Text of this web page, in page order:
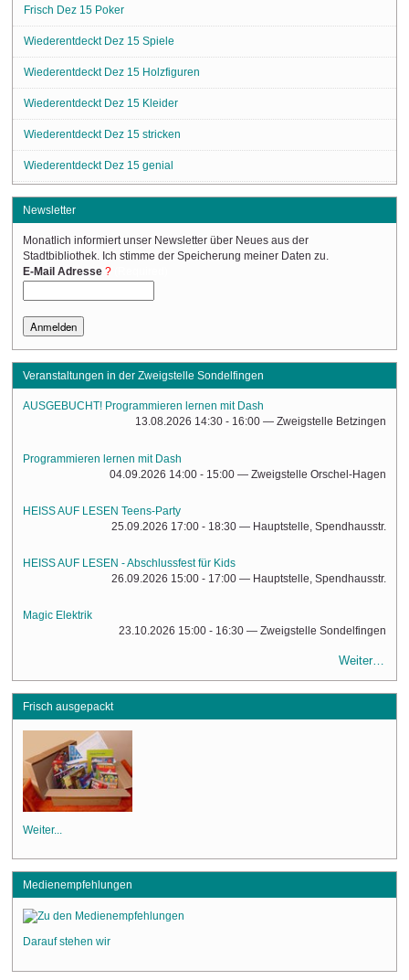
Frisch Dez 15 Poker
Wiederentdeckt Dez 15 Spiele
Wiederentdeckt Dez 15 Holzfiguren
Wiederentdeckt Dez 15 Kleider
Wiederentdeckt Dez 15 stricken
Wiederentdeckt Dez 15 genial
Newsletter
Monatlich informiert unser Newsletter über Neues aus der
Stadtbibliothek. Ich stimme der Speicherung meiner Daten zu.
E-Mail Adresse
Veranstaltungen in der Zweigstelle Sondelfingen
AUSGEBUCHT! Programmieren lernen mit Dash
13.08.2026 14:30 - 16:00 — Zweigstelle Betzingen
Programmieren lernen mit Dash
04.09.2026 14:00 - 15:00 — Zweigstelle Orschel-Hagen
HEISS AUF LESEN Teens-Party
25.09.2026 17:00 - 18:30 — Hauptstelle, Spendhausstr.
HEISS AUF LESEN - Abschlussfest für Kids
26.09.2026 15:00 - 17:00 — Hauptstelle, Spendhausstr.
Magic Elektrik
23.10.2026 15:00 - 16:30 — Zweigstelle Sondelfingen
Weiter…
Frisch ausgepackt
Weiter...
Medienempfehlungen
Darauf stehen wir